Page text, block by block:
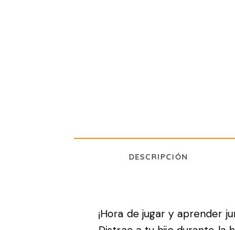
DESCRIPCIÓN
¡Hora de jugar y aprender